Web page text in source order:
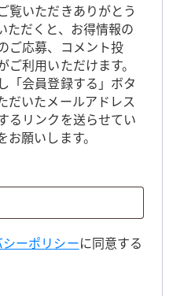
覧いただきありがとう
ただくと、お得情報の
ご応募、コメント投
利用いただけます。
「会員登録する」ボタ
だいたメールアドレス
るリンクを送らせてい
願いします。
ーポリシーに同意する